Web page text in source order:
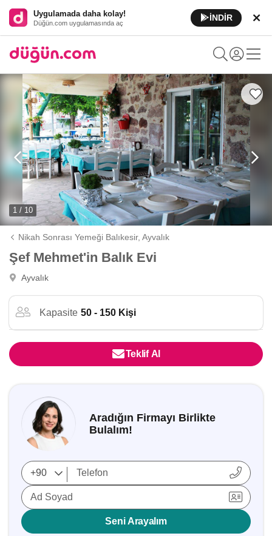
Uygulamada daha kolay!
Düğün.com uygulamasında aç
İNDİR
1 / 10
Nikah Sonrası Yemeği Balıkesir,Ayvalık
Şef Mehmet'in Balık Evi
Ayvalık
Kapasite 50 - 150 Kişi
Teklif Al
Aradığın Firmayı Birlikte
Bulalım!
Ad Soyad
Seni Arayalım